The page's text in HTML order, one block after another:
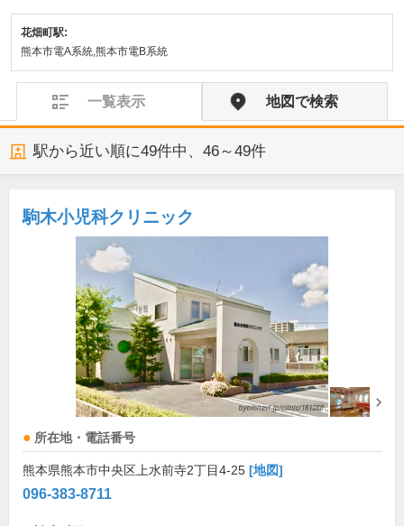
花畑町駅:
熊本市電A系統,熊本市電B系統
一覧表示 地図で検索
駅から近い順に49件中、 46～49件
駒木小児科クリニック
所在地・電話番号
熊本県熊本市中央区上水前寺2丁目4-25 [地図]
096-383-8711